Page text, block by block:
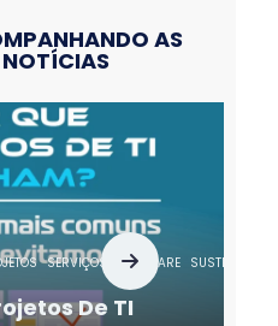
AS
SERVIÇOS SOFTWARE SUSTENTAÇÃO
De TI